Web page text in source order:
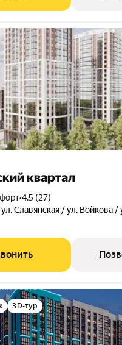
квартал
•4.5 (27)
Славянская / ул. Войкова
3D-тур